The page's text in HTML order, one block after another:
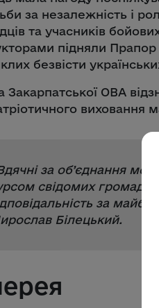
за незалежність і
та учасників
підняли
безвісти
Закарпатської ОВА
виховання
за об’єднання
свідомих
за
Білецький.